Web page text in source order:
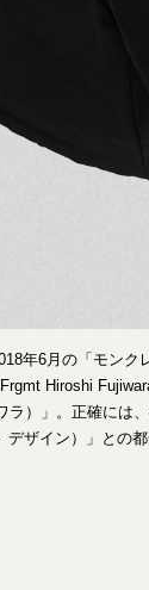
年6月の「モンク
Hiroshi
ラ）」。正確には
ザイン）」との都